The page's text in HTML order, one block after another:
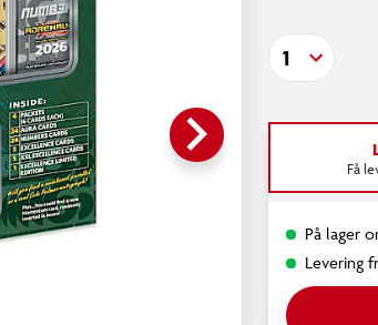
keyboard_arrow_right
1
Få
På lager
Levering